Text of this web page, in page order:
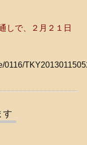
しで、２月２１日
0116/
す